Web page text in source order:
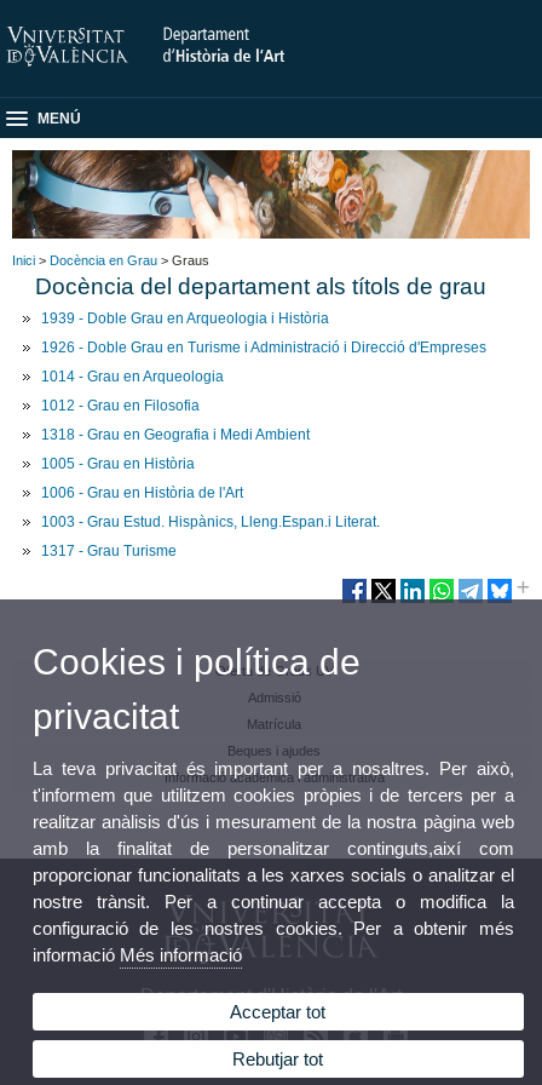
MENÚ
Inici > Docència en Grau > Graus
Docència del departament als títols de grau
1939 - Doble Grau en Arqueologia i Història
1926 - Doble Grau en Turisme i Administració i Direcció d'Empreses
1014 - Grau en Arqueologia
1012 - Grau en Filosofia
1318 - Grau en Geografia i Medi Ambient
1005 - Grau en Història
1006 - Grau en Història de l'Art
1003 - Grau Estud. Hispànics, Lleng.Espan.i Literat.
1317 - Grau Turisme
Oferta de Graus UV
Admissió
Matrícula
Beques i ajudes
Informació acadèmica i administrativa
Departament d'Història de l'Art
Cookies i política de
privacitat
La teva privacitat és important per a nosaltres. Per això,
t'informem que utilitzem cookies pròpies i de tercers per a
realitzar anàlisis d'ús i mesurament de la nostra pàgina web
amb la finalitat de personalitzar continguts,així com
proporcionar funcionalitats a les xarxes socials o analitzar el
nostre trànsit. Per a continuar accepta o modifica la
configuració de les nostres cookies. Per a obtenir més
informació Més informació
Acceptar tot
Rebutjar tot